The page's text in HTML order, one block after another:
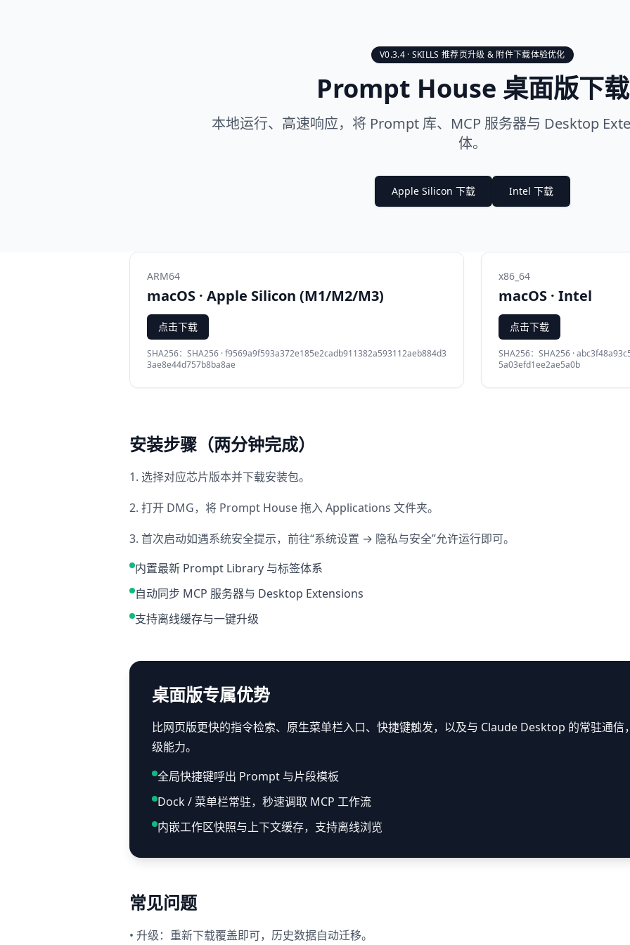
V0.3.4 · SKILLS 推荐页升级 & 附件下载体验优化
Prompt House 桌面版下载
本地运行、高速响应，将 Prompt 库、MCP 服务器与 Desktop
体。
Apple Silicon 下载 Intel 下载
ARM64
macOS · Apple Silicon (M1/M2/M3)
点击下载
SHA256： SHA256 · f9569a9f593a372e185e2cadb911382a593112aeb884d3
3ae8e44d757b8ba8ae
x86_64
macOS · Intel
点击下载
SHA256： SHA256 ·
5a03efd1ee2ae5a0b
安装步骤（两分钟完成）
1. 选择对应芯片版本并下载安装包。
2. 打开 DMG，将 Prompt House 拖入 Applications 文件夹。
3. 首次启动如遇系统安全提示，前往“系统设置 → 隐私与安全”允许运行即可。
内置最新 Prompt Library 与标签体系
自动同步 MCP 服务器与 Desktop Extensions
支持离线缓存与一键升级
桌面版专属优势
比网页版更快的指令检索、原生菜单栏入口、快捷键触发，以及与 Claude Desktop 的常驻通
级能力。
全局快捷键呼出 Prompt 与片段模板
Dock / 菜单栏常驻，秒速调取 MCP 工作流
内嵌工作区快照与上下文缓存，支持离线浏览
常见问题
• 升级：重新下载覆盖即可，历史数据自动迁移。